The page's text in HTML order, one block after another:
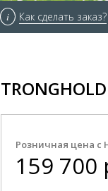
i Как сделать заказ?
Розничная цена с
159 700